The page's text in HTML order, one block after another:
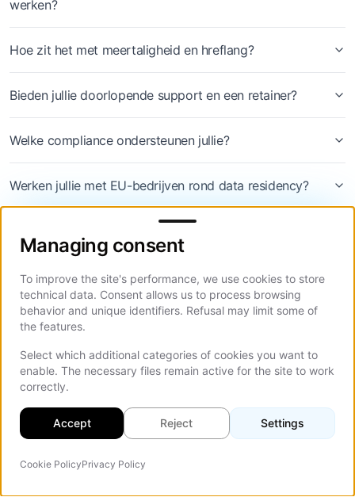
werken?
Hoe zit het met meertaligheid en hreflang?
Bieden jullie doorlopende support en een retainer?
Welke compliance ondersteunen jullie?
Werken jullie met EU-bedrijven rond data residency?
Wie wordt eigenaar van de code en het design?
Kunnen we een voorbeeld van AI Discovery zien voordat
Managing consent
Managing consent
To improve the site's performance, we use cookies to store
technical data. Consent allows us to process browsing
behavior and unique identifiers. Refusal may limit some of
the features.
Select which additional categories of cookies you want to
enable. The necessary files remain active for the site to work
correctly.
Accept Reject Settings
Cookie PolicyPrivacy Policy